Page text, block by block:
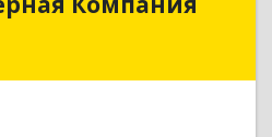
обл, Ростов-на-Дону г, 2-я